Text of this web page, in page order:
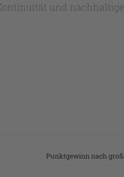
und nachhaltige
Punktgewinn nach